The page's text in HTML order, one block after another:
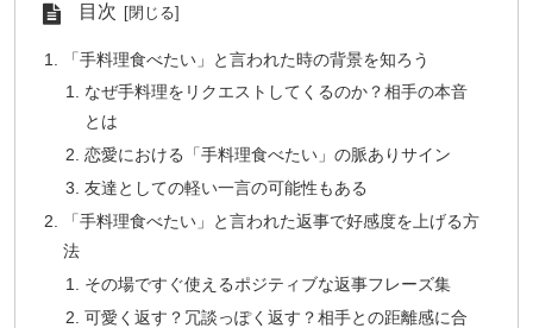
目次
「手料理食べたい」と言われた時の背景を知ろう
なぜ手料理をリクエストしてくるのか？相手の本音
とは
恋愛における「手料理食べたい」の脈ありサイン
友達としての軽い一言の可能性もある
「手料理食べたい」と言われた返事で好感度を上げる方
法
その場ですぐ使えるポジティブな返事フレーズ集
可愛く返す？冗談っぽく返す？相手との距離感に合